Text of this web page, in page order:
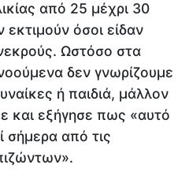
από 25 μέχρι 30
εκτιμούν όσοι είδαν
Ωστόσο στα
δεν γνωρίζουμε
ή παιδιά, μάλλον
και εξήγησε πως «αυτό
σήμερα από τις